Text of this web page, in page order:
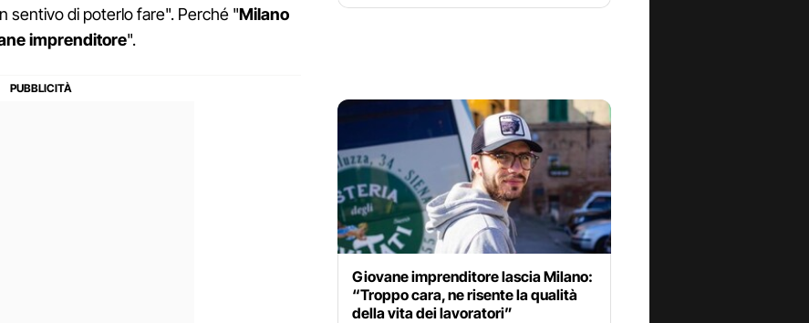
sentivo di poterlo fare". Perché "Milano
imprenditore".
Giovane imprenditore lascia Milano:
“Troppo cara, ne risente la qualità
della vita dei lavoratori”